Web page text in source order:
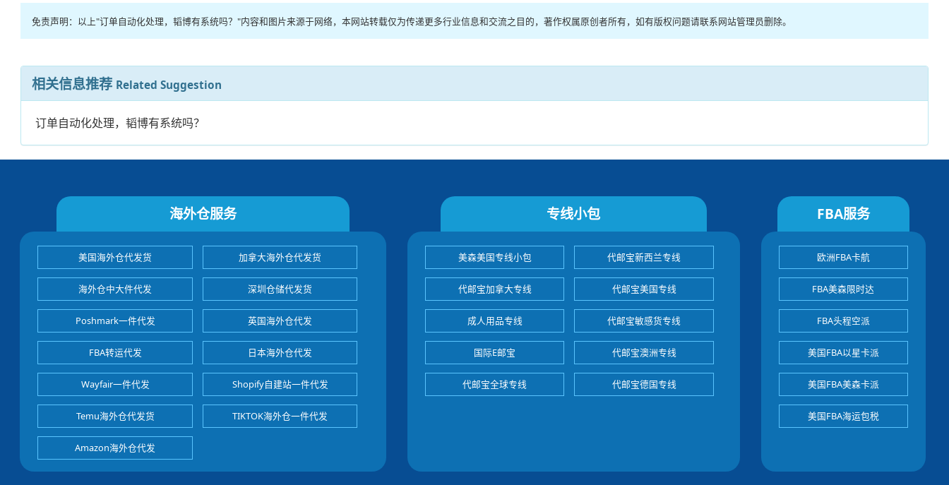
免责声明：以上"订单自动化处理，韬博有系统吗？"内容和图片来源于网络，本网站转载仅为传递更多行业信息和交流之目的，著作权属原创者所有，如有版权问题请联系网站管理员删除。
相关信息推荐 Related Suggestion
订单自动化处理，韬博有系统吗？
海外仓服务
美国海外仓代发货 加拿大海外仓代发货
海外仓中大件代发 深圳仓储代发货
Poshmark一件代发 英国海外仓代发
FBA转运代发 日本海外仓代发
Wayfair一件代发 Shopify自建站一件代发
Temu海外仓代发货 TIKTOK海外仓一件代发
Amazon海外仓代发
专线小包
美森美国专线小包 代邮宝新西兰专线
代邮宝加拿大专线 代邮宝美国专线
成人用品专线 代邮宝敏感货专线
国际E邮宝 代邮宝澳洲专线
代邮宝全球专线 代邮宝德国专线
FBA服务
欧洲FBA卡航
FBA美森限时达
FBA头程空派
美国FBA以星卡派
美国FBA美森卡派
美国FBA海运包税